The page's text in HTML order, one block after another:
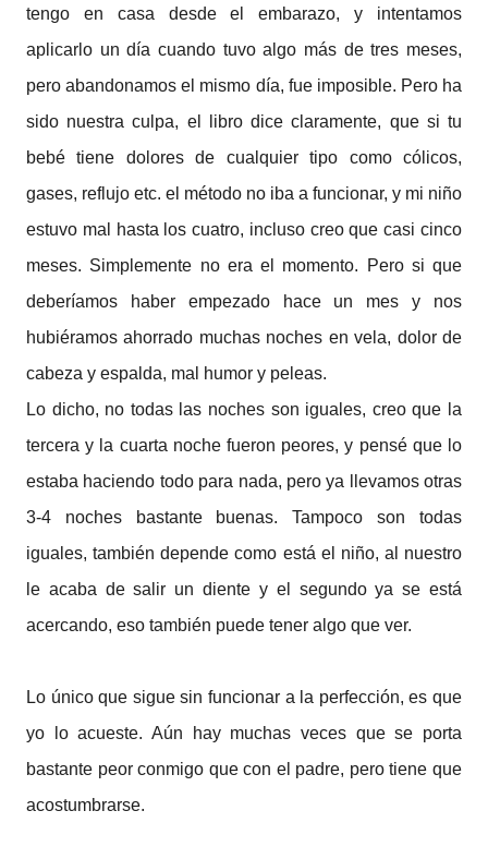
tengo en casa desde el embarazo, y intentamos
aplicarlo un día cuando tuvo algo más de tres meses,
pero abandonamos el mismo día, fue imposible. Pero ha
sido nuestra culpa, el libro dice claramente, que si tu
bebé tiene dolores de cualquier tipo como cólicos,
gases, reflujo etc. el método no iba a funcionar, y mi niño
estuvo mal hasta los cuatro, incluso creo que casi cinco
meses. Simplemente no era el momento. Pero si que
deberíamos haber empezado hace un mes y nos
hubiéramos ahorrado muchas noches en vela, dolor de
cabeza y espalda, mal humor y peleas.
Lo dicho, no todas las noches son iguales, creo que la
tercera y la cuarta noche fueron peores, y pensé que lo
estaba haciendo todo para nada, pero ya llevamos otras
3-4 noches bastante buenas. Tampoco son todas
iguales, también depende como está el niño, al nuestro
le acaba de salir un diente y el segundo ya se está
acercando, eso también puede tener algo que ver.
Lo único que sigue sin funcionar a la perfección, es que
yo lo acueste. Aún hay muchas veces que se porta
bastante peor conmigo que con el padre, pero tiene que
acostumbrarse.